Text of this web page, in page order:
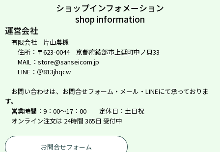
ショップインフォメーション
shop information
運営会社
有限会社 片山農機
住所：〒623-0044 京都府綾部市上延町中ノ貝33
MAIL：store@sanseicom.jp
LINE：＠813jhqcw
お問い合わせは、お問合せフォーム・メール・LINEにて承っておりま
す。
営業時間：9：00～17：00 定休日：土日祝
オンライン注文は 24時間 365日 受付中
お問合せフォーム